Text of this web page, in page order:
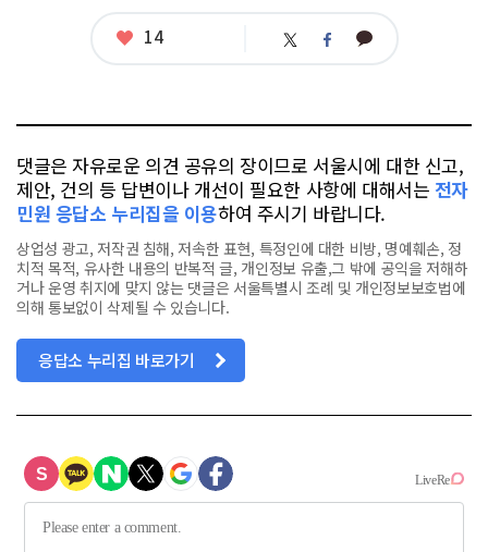
좋
14 트 페 카
댓글은 자유로운 의견 공유의 장이므로 서울시에 대한 신고,
제안, 건의 등 답변이나 개선이 필요한 사항에 대해서는 전자
민원 응답소 누리집을 이용하여 주시기 바랍니다.
상업성 광고, 저작권 침해, 저속한 표현, 특정인에 대한 비방, 명예훼손, 정
치적 목적, 유사한 내용의 반복적 글, 개인정보 유출,그 밖에 공익을 저해하
거나 운영 취지에 맞지 않는 댓글은 서울특별시 조례 및 개인정보보호법에
의해 통보없이 삭제될 수 있습니다.
응답소 누리집 바로가기